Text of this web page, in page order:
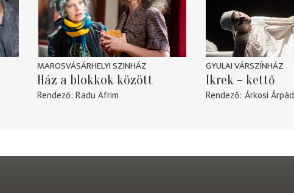
MAROSVÁSÁRHELYI SZINHÁZ
Ház a blokkok között
Rendező Radu Afrim
GYULAI VÁRSZÍNHÁZ
Ikrek – kettő
Rendező Árkosi Árpád